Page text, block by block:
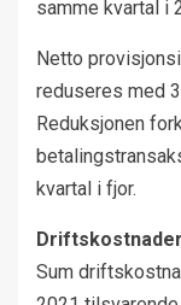
samme kvartal i
Netto
reduseres med
Reduksjonen
kvartal i fjor.
Driftskostnader
Sum